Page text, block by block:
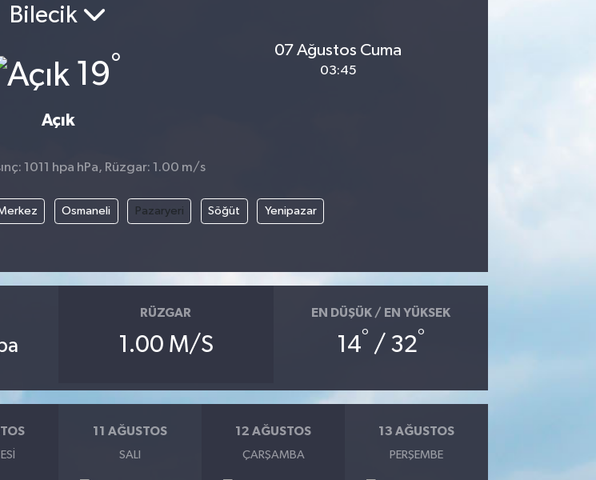
Bilecik
19°
Açık
07 Ağustos Cuma
03:45
1011 hpa hPa, Rüzgar: 1.00 m/s
Osmaneli Pazaryeri Söğüt Yenipazar
RÜZGAR
1.00 M/S
EN DÜŞÜK / EN YÜKSEK
14° / 32°
11 AĞUSTOS
SALI
12 AĞUSTOS
ÇARŞAMBA
13 AĞUSTOS
PERŞEMBE